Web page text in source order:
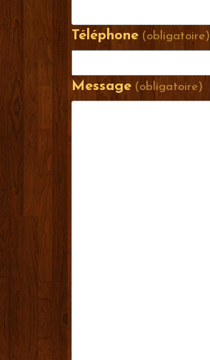
Téléphone (obligatoire)
Message (obligatoire)